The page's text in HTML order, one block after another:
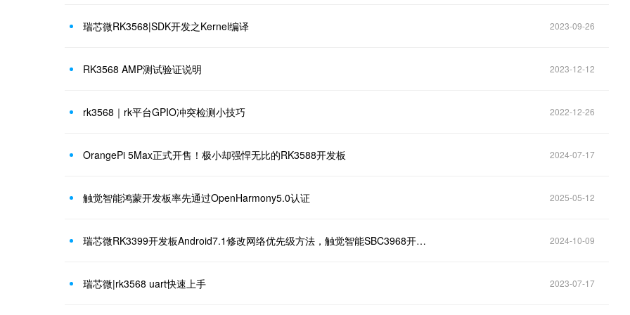
瑞芯微RK3568|SDK开发之Kernel编译 2023-09-26
RK3568 AMP测试验证说明 2023-12-12
rk3568｜rk平台GPIO冲突检测小技巧 2022-12-26
OrangePi 5Max正式开售！极小却强悍无比的RK3588开发板 2024-07-17
触觉智能鸿蒙开发板率先通过OpenHarmony5.0认证 2025-05-12
瑞芯微RK3399开发板Android7.1修改网络优先级方法，触觉智能SBC3968开发板演示 2024-10-09
瑞芯微|rk3568 uart快速上手 2023-07-17